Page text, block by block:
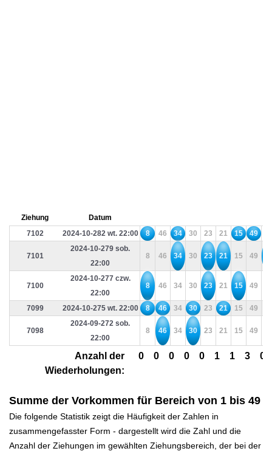
Ziehung
Datum
7102
2024-10-282 wt. 22:00 8 46 34 30 23 21 15 49
7101
2024-10-279 sob.
22:00
8 46 34 30 23 21 15 49
7100
2024-10-277 czw.
22:00
8 46 34 30 23 21 15 49
7099 2024-10-275 wt. 22:00 8 46 34 30 23 21 15 49
7098
2024-09-272 sob.
22:00
8 46 34 30 23 21 15 49
Anzahl der
Wiederholungen:
0 0 0 0 0 1 1 3 0
Summe der Vorkommen für Bereich von 1 bis 49
Die folgende Statistik zeigt die Häufigkeit der Zahlen in
zusammengefasster Form - dargestellt wird die Zahl und die
Anzahl der Ziehungen im gewählten Ziehungsbereich, der bei der